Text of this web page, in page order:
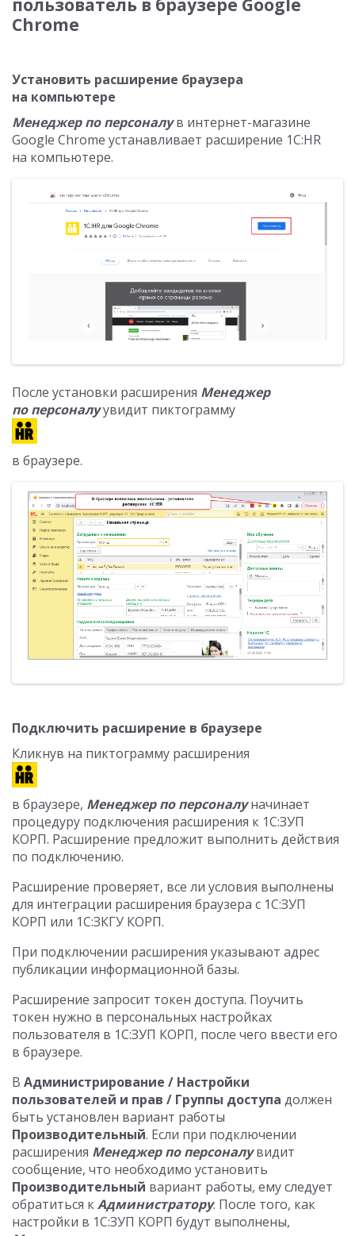
пользователь в браузере Google
Chrome
Установить расширение браузера
на компьютере
Менеджер по персоналув интернет-магазине
Google Chrome устанавливает расширение 1С:HR
на компьютере.
После установки расширения Менеджер
по персоналуувидит пиктограмму
в браузере.
Подключить расширение в браузере
Кликнув на пиктограмму расширения
в браузере, Менеджер по персоналуначинает
процедуру подключения расширения к 1С:ЗУП
КОРП. Расширение предложит выполнить действия
по подключению.
Расширение проверяет, все ли условия выполнены
для интеграции расширения браузера с 1С:ЗУП
КОРП или 1С:ЗКГУ КОРП.
При подключении расширения указывают адрес
публикации информационной базы.
Расширение запросит токен доступа. Поучить
токен нужно в персональных настройках
пользователя в 1С:ЗУП КОРП, после чего ввести его
в браузере.
В Администрирование / Настройки
пользователей и прав / Группы доступа должен
быть установлен вариант работы
Производительный. Если при подключении
расширения Менеджер по персоналувидит
сообщение, что необходимо установить
Производительный вариант работы, ему следует
обратиться кАдминистратору. После того, как
настройки в 1С:ЗУП КОРП будут выполнены,